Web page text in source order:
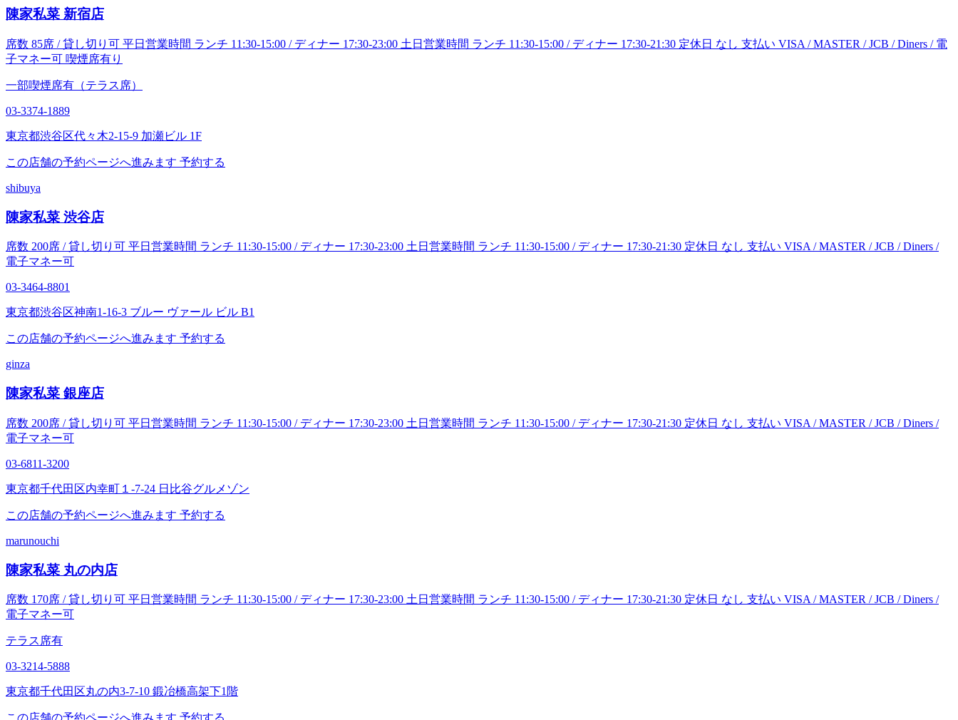
陳家私菜 新宿店
席数 85席 / 貸し切り可 平日営業時間 ランチ 11:30-15:00 / ディナー 17:30-23:00 土日営業時間 ランチ 11:30-15:00 / ディナー 17:30-21:30 定休日 なし 支払い VISA / MASTER / JCB / Diners / 電
子マネー可 喫煙席有り
一部喫煙席有（テラス席）
03-3374-1889
東京都渋谷区代々木2-15-9 加瀬ビル 1F
この店舗の予約ページへ進みます 予約する
shibuya
陳家私菜 渋谷店
席数 200席 / 貸し切り可 平日営業時間 ランチ 11:30-15:00 / ディナー 17:30-23:00 土日営業時間 ランチ 11:30-15:00 / ディナー 17:30-21:30 定休日 なし 支払い VISA / MASTER / JCB / Diners /
電子マネー可
03-3464-8801
東京都渋谷区神南1-16-3 ブルー ヴァール ビル B1
この店舗の予約ページへ進みます 予約する
ginza
陳家私菜 銀座店
席数 200席 / 貸し切り可 平日営業時間 ランチ 11:30-15:00 / ディナー 17:30-23:00 土日営業時間 ランチ 11:30-15:00 / ディナー 17:30-21:30 定休日 なし 支払い VISA / MASTER / JCB / Diners /
電子マネー可
03-6811-3200
東京都千代田区内幸町１-7-24 日比谷グルメゾン
この店舗の予約ページへ進みます 予約する
marunouchi
陳家私菜 丸の内店
席数 170席 / 貸し切り可 平日営業時間 ランチ 11:30-15:00 / ディナー 17:30-23:00 土日営業時間 ランチ 11:30-15:00 / ディナー 17:30-21:30 定休日 なし 支払い VISA / MASTER / JCB / Diners /
電子マネー可
テラス席有
03-3214-5888
東京都千代田区丸の内3-7-10 鍛冶橋高架下1階